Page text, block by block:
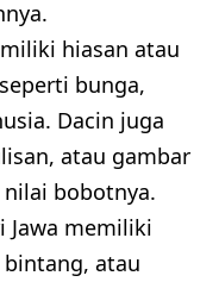
hiasan atau
bunga,
Dacin juga
atau gambar
bobotnya.
Jawa memiliki
atau